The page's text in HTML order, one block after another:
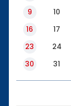
9
10
16
17
23
24
30
31